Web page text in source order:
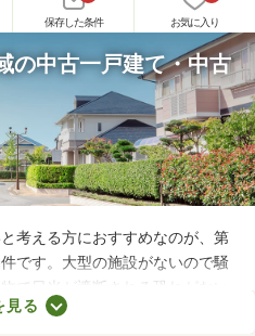
保存した条件 お気に入り
の中古一戸建て・中古
考える方におすすめなのが、第
です。大型の施設がないので騒
で日光が遮断される恐れがない
です。住みやすい土地ではある
見る